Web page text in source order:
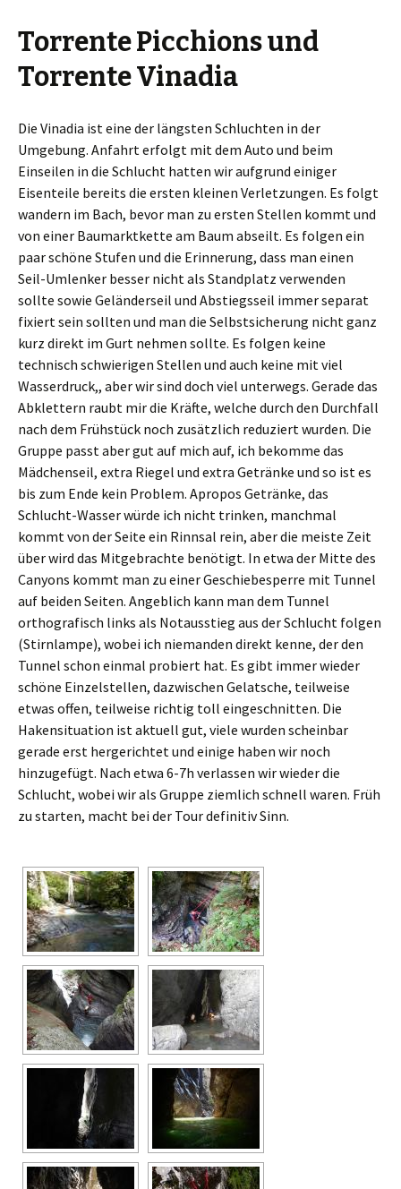
Torrente Picchions und
Torrente Vinadia
Die Vinadia ist eine der längsten Schluchten in der
Umgebung. Anfahrt erfolgt mit dem Auto und beim
Einseilen in die Schlucht hatten wir aufgrund einiger
Eisenteile bereits die ersten kleinen Verletzungen. Es folgt
wandern im Bach, bevor man zu ersten Stellen kommt und
von einer Baumarktkette am Baum abseilt. Es folgen ein
paar schöne Stufen und die Erinnerung, dass man einen
Seil-Umlenker besser nicht als Standplatz verwenden
sollte sowie Geländerseil und Abstiegsseil immer separat
fixiert sein sollten und man die Selbstsicherung nicht ganz
kurz direkt im Gurt nehmen sollte. Es folgen keine
technisch schwierigen Stellen und auch keine mit viel
Wasserdruck,, aber wir sind doch viel unterwegs. Gerade das
Abklettern raubt mir die Kräfte, welche durch den Durchfall
nach dem Frühstück noch zusätzlich reduziert wurden. Die
Gruppe passt aber gut auf mich auf, ich bekomme das
Mädchenseil, extra Riegel und extra Getränke und so ist es
bis zum Ende kein Problem. Apropos Getränke, das
Schlucht-Wasser würde ich nicht trinken, manchmal
kommt von der Seite ein Rinnsal rein, aber die meiste Zeit
über wird das Mitgebrachte benötigt. In etwa der Mitte des
Canyons kommt man zu einer Geschiebesperre mit Tunnel
auf beiden Seiten. Angeblich kann man dem Tunnel
orthografisch links als Notausstieg aus der Schlucht folgen
(Stirnlampe), wobei ich niemanden direkt kenne, der den
Tunnel schon einmal probiert hat. Es gibt immer wieder
schöne Einzelstellen, dazwischen Gelatsche, teilweise
etwas offen, teilweise richtig toll eingeschnitten. Die
Hakensituation ist aktuell gut, viele wurden scheinbar
gerade erst hergerichtet und einige haben wir noch
hinzugefügt. Nach etwa 6-7h verlassen wir wieder die
Schlucht, wobei wir als Gruppe ziemlich schnell waren. Früh
zu starten, macht bei der Tour definitiv Sinn.